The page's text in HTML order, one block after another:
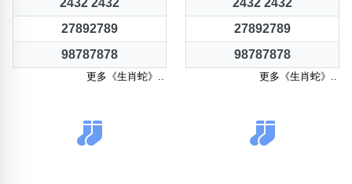
2432 2432
27892789
98787878
更多《生肖蛇》..
2432 2432
27892789
98787878
更多《生肖蛇》..